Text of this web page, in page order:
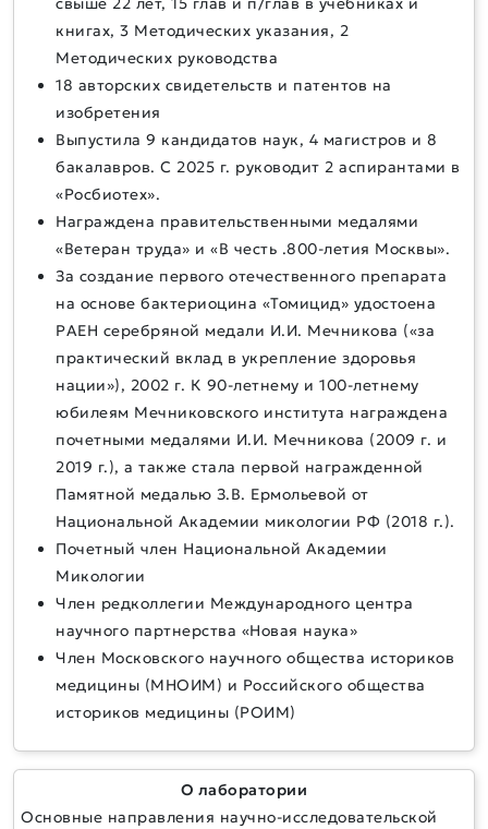
книгах, 3 Методических указания, 2
Методических руководства
18 авторских свидетельств и патентов на
изобретения
Выпустила 9 кандидатов наук, 4 магистров и 8
бакалавров. С 2025 г. руководит 2 аспирантами в
«Росбиотех».
Награждена правительственными медалями
«Ветеран труда» и «В честь .800-летия Москвы».
За создание первого отечественного препарата
на основе бактериоцина «Томицид» удостоена
РАЕН серебряной медали И.И. Мечникова («за
практический вклад в укрепление здоровья
нации»), 2002 г. К 90-летнему и 100-летнему
юбилеям Мечниковского института награждена
почетными медалями И.И. Мечникова (2009 г. и
2019 г.), а также стала первой награжденной
Памятной медалью З.В. Ермольевой от
Национальной Академии микологии РФ (2018 г.).
Почетный член Национальной Академии
Микологии
Член редколлегии Международного центра
научного партнерства «Новая наука»
Член Московского научного общества историков
медицины (МНОИМ) и Российского общества
историков медицины (РОИМ)
О лаборатории
Основные направления научно-исследовательской